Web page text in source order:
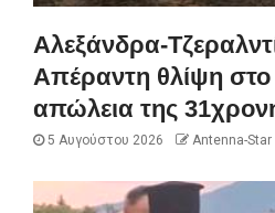
Αλεξάνδρα-
Απέραντη θλίψη στο
απώλεια της
5 Αυγούστου 2026 Antenna-Star